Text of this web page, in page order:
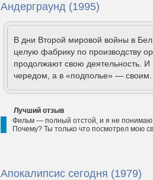
Андерграунд (1995)
В дни Второй мировой войны в
целую фабрику по производству
продолжают свою деятельность. И
чередом, а в «подполье» — своим.
Лучший отзыв
Фильм — полный отстой, и я не понимаю,
Почему? Ты только что посмотрел мою
Апокалипсис сегодня (1979)